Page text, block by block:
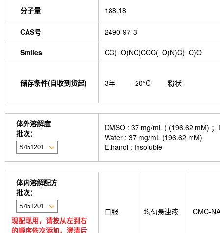
分子量 188.18
CAS号 2490-97-3
Smiles CC(=O)NC(CCC(=O)N)C(=O)O
储存条件(自收到货起) 3年 -20°C 粉状
体外溶解度
批次：
DMSO : 37 mg/mL ( (196.62 mM)
Water : 37 mg/mL (196.62 mM)
Ethanol : Insoluble
体内溶解配方
批次：
现配现用，请按从左到右
的顺序依次添加，澄清后
口服 均匀悬浊液 CMC-NA